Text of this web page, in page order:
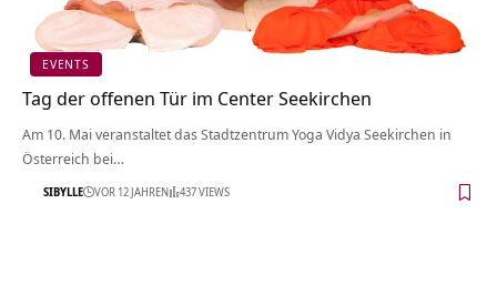
EVENTS
Tag der offenen Tür im Center Seekirchen
Am 10. Mai veranstaltet das Stadtzentrum Yoga Vidya Seekirchen in
Österreich bei…
SIBYLLE VOR 12 JAHREN 437 VIEWS